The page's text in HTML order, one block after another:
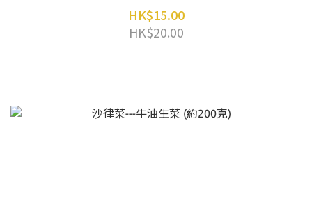
HK$15.00
HK$20.00